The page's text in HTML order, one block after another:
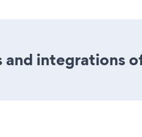
integrations